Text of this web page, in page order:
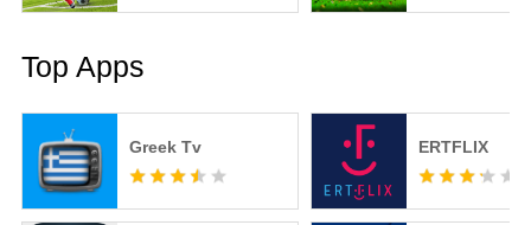
Top Apps
Greek Tv ERTFLIX